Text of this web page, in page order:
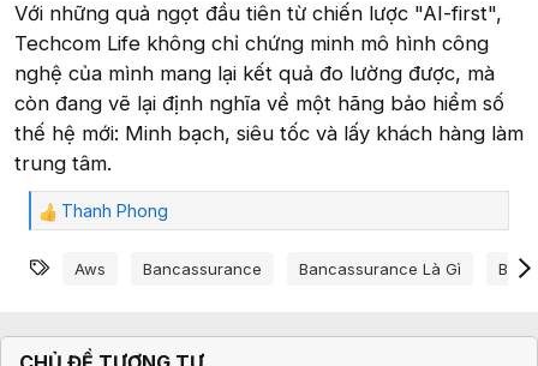
Với những quả ngọt đầu tiên từ chiến lược "AI-first",
Techcom Life không chỉ chứng minh mô hình công
nghệ của mình mang lại kết quả đo lường được, mà
còn đang vẽ lại định nghĩa về một hãng bảo hiểm số
thế hệ mới: Minh bạch, siêu tốc và lấy khách hàng làm
trung tâm.
C
m
c
:
Thanh Phong
Từ khóa
Aws Bancassurance Bancassurance Là Gì Bảo